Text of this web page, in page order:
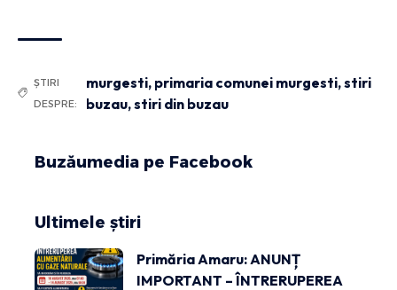
ȘTIRI
DESPRE:
murgesti, primaria comunei murgesti,stiri
buzau,stiri din buzau
Buzăumedia pe Facebook
Ultimele știri
Primăria Amaru: ANUNȚ
IMPORTANT – ÎNTRERUPEREA